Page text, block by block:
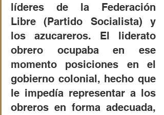
líderes de la Federación
Libre (Partido Socialista) y
los azucareros. El liderato
obrero ocupaba en ese
momento posiciones en el
gobierno colonial, hecho que
le impedía representar a los
obreros en forma adecuada,